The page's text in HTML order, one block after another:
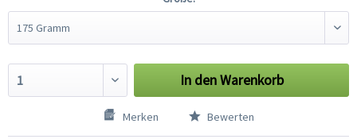
In denWarenkorb
Merken Bewerten